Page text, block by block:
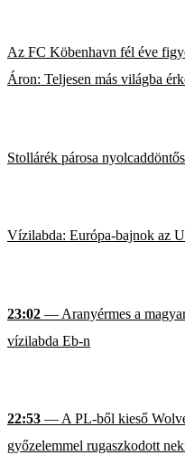
Az FC Köbenhavn fél éve
Áron: Teljesen más világba
Stollárék párosa
Vízilabda: Európa-bajnok az
23:02 — Aranyérmes a
vízilabda Eb-n
22:53 — A PL-ből kieső
győzelemmel rugaszkodott